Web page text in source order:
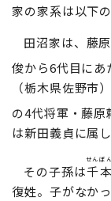
家の家系は以下の
田沼家は、藤
俊から6代目にあ
（栃木県佐野市
の4代将軍・藤
は新田義貞に属し
その子孫は千本
せんぼ
復姓。子がなか